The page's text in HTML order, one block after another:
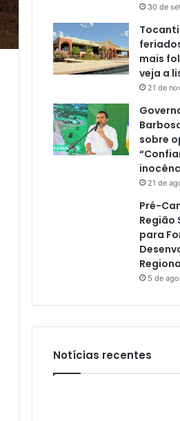
30 de
mais
veja a
21 de
sobre
21 de
Pré-
Região
para
5 de
Notícias recentes